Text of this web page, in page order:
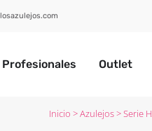
Profesionales Outlet
Inicio >Azulejos>Serie